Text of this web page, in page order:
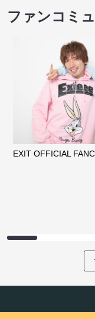
ファンコミ
EXIT OFFICIAL